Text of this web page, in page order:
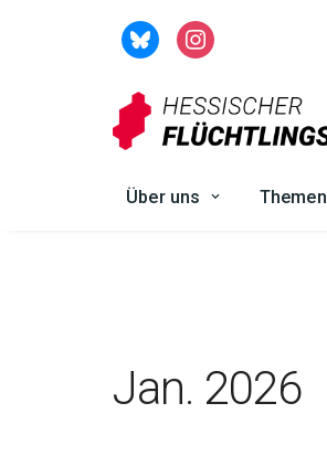
Über uns Themen
Jan. 2026